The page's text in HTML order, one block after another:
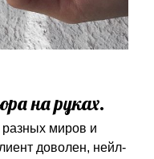
на руках.
миров и
доволен, нейл-